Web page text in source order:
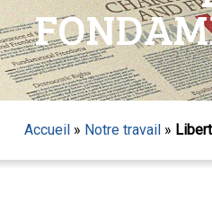
Accueil» Notre travail»